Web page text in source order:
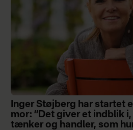
Inger Støjberg har startet
mor: ”Det giver et indblik
tænker og handler, som